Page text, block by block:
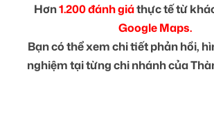
Hơn1.200 đánh giáthực tế từ
Google Maps.
Bạn có thể xem chi tiết phản hồi,
nghiệm tại từng chi nhánh của